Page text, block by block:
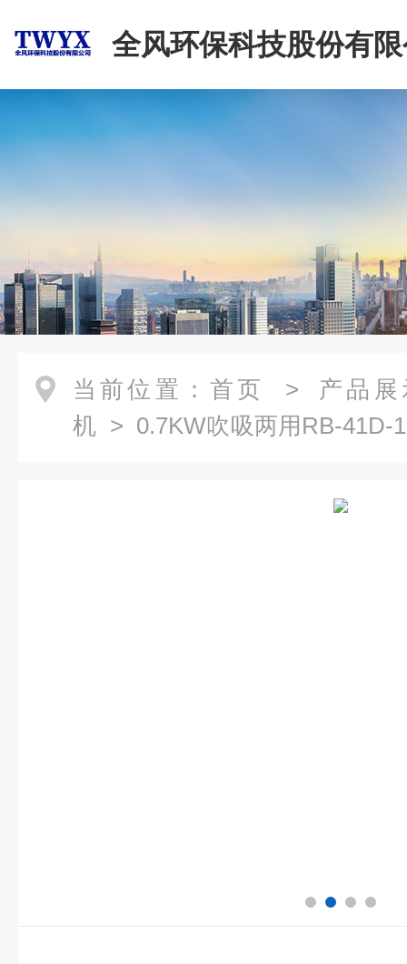
全风环保科技股份有
当前位置： 首页 > 产品展
机 > 0.7KW吹吸两用RB-41D-